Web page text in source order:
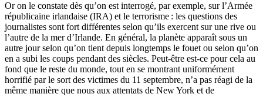
Or on le constate dès qu’on est interrogé, par exemple, sur l’Armée
républicaine irlandaise (IRA) et le terrorisme : les questions des
journalistes sont fort différentes selon qu’ils exercent sur une rive ou
l’autre de la mer d’Irlande. En général, la planète apparaît sous un
autre jour selon qu’on tient depuis longtemps le fouet ou selon qu’on
en a subi les coups pendant des siècles. Peut-être est-ce pour cela au
fond que le reste du monde, tout en se montrant uniformément
horrifié par le sort des victimes du 11 septembre, n’a pas réagi de la
même manière que nous aux attentats de New York et de